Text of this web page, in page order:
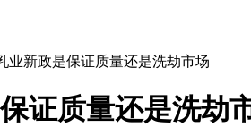
业新政是保证质量还是洗劫市场
证质量还是洗劫